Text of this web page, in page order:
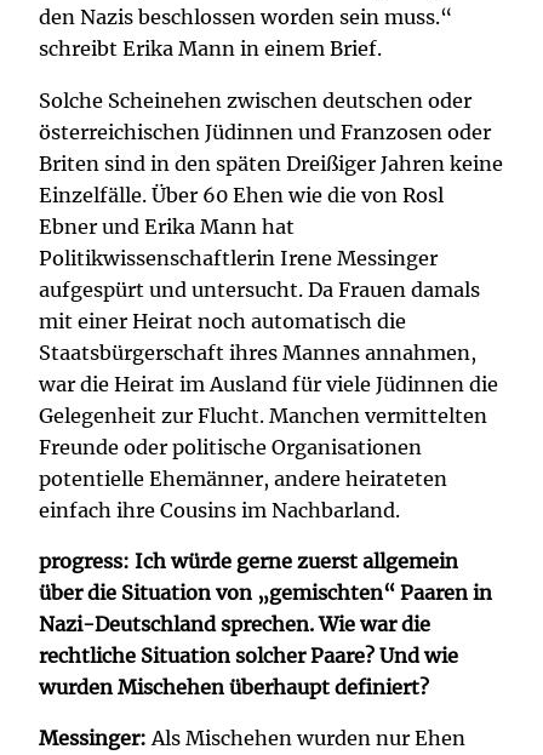
den Nazis beschlossen worden sein muss.“
schreibt Erika Mann in einem Brief.
Solche Scheinehen zwischen deutschen oder
österreichischen Jüdinnen und Franzosen oder
Briten sind in den späten Dreißiger Jahren keine
Einzelfälle. Über 60 Ehen wie die von Rosl
Ebner und Erika Mann hat
Politikwissenschaftlerin Irene Messinger
aufgespürt und untersucht. Da Frauen damals
mit einer Heirat noch automatisch die
Staatsbürgerschaft ihres Mannes annahmen,
war die Heirat im Ausland für viele Jüdinnen die
Gelegenheit zur Flucht. Manchen vermittelten
Freunde oder politische Organisationen
potentielle Ehemänner, andere heirateten
einfach ihre Cousins im Nachbarland.
progress: Ich würde gerne zuerst allgemein
über die Situation von „gemischten“ Paaren in
Nazi-Deutschland sprechen. Wie war die
rechtliche Situation solcher Paare? Und wie
wurden Mischehen überhaupt definiert?
Messinger: Als Mischehen wurden nur Ehen